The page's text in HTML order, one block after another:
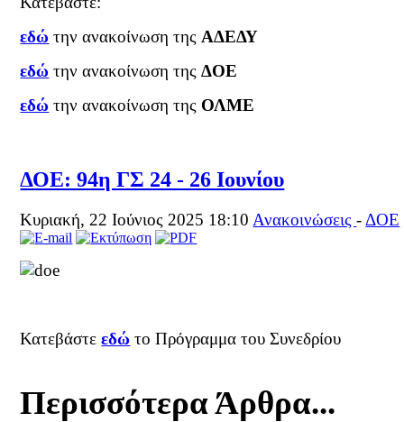
εδώ την ανακοίνωση της ΑΔΕΔΥ
εδώ την ανακοίνωση τηςΔΟΕ
εδώ την ανακοίνωση της ΟΛΜΕ
ΔΟΕ: 94η ΓΣ 24 - 26 Ιουνίου
Κυριακή, 22 Ιούνιος 2025 18:10 Ανακοινώσεις- ΔΟΕ
Κατεβάστεεδώ το Πρόγραμμα του Συνεδρίου
Περισσότερα Άρθρα...